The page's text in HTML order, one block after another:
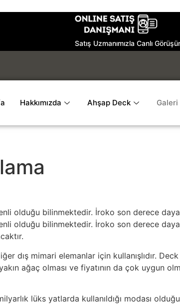
Satış Uzmanımızla Canlı
Hakkımızda Ahşap Deck Galeri
olduğu bilinmektedir. İroko son derece
olduğu bilinmektedir. İroko son derece
dış mimari elemanlar için kullanışlıdır.
ağaç olması ve fiyatının da çok uygun
lüks yatlarda kullanıldığı modası